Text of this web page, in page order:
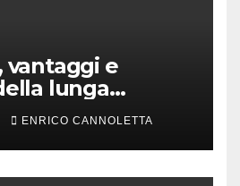
vantaggi e
lunga
ENRICO CANNOLETTA